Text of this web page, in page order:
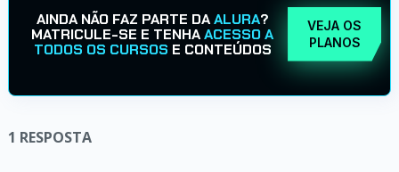
AINDA NÃO FAZ PARTE DAALURA?
MATRICULE-SE E TENHAACESSO A
TODOS OS CURSOS E CONTEÚDOS
VEJA OS
PLANOS
1 RESPOSTA